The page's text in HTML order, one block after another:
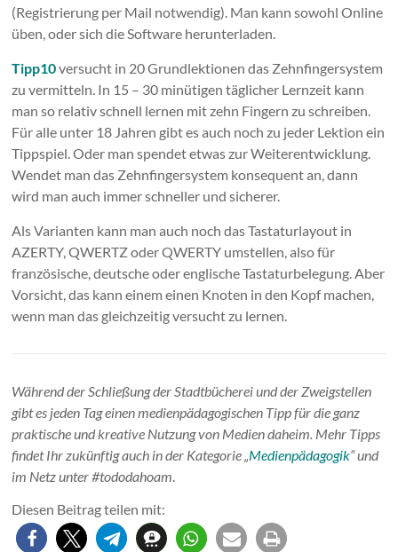
(Registrierung per Mail notwendig). Man kann sowohl Online
üben, oder sich die Software herunterladen.
Tipp10versucht in 20 Grundlektionen das Zehnfingersystem
zu vermitteln. In 15 – 30 minütigen täglicher Lernzeit kann
man so relativ schnell lernen mit zehn Fingern zu schreiben.
Für alle unter 18 Jahren gibt es auch noch zu jeder Lektion ein
Tippspiel. Oder man spendet etwas zur Weiterentwicklung.
Wendet man das Zehnfingersystem konsequent an, dann
wird man auch immer schneller und sicherer.
Als Varianten kann man auch noch das Tastaturlayout in
AZERTY, QWERTZ oder QWERTY umstellen, also für
französische, deutsche oder englische Tastaturbelegung. Aber
Vorsicht, das kann einem einen Knoten in den Kopf machen,
wenn man das gleichzeitig versucht zu lernen.
Während der Schließung der Stadtbücherei und der Zweigstellen
gibt es jeden Tag einen medienpädagogischen Tipp für die ganz
praktische und kreative Nutzung von Medien daheim. Mehr Tipps
findet Ihr zukünftig auch in der Kategorie „Medienpädagogik“ und
im Netz unter #tododahoam.
Diesen Beitrag teilen mit: